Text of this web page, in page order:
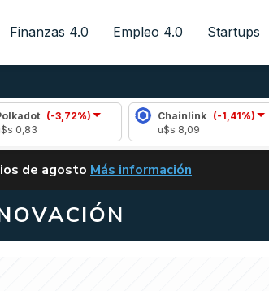
Finanzas 4.0 Empleo 4.0 Startups
Chainlink
(-1,41%)
ALERTA
de agosto VUELVE EL CARRY TRADE
Más información